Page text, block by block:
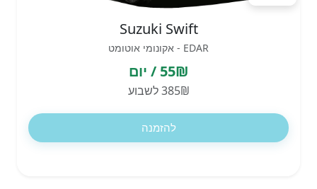
Suzuki Swift
EDAR - אקונומי אוטומט
55₪ / יום
385₪ לשבוע
להזמנה